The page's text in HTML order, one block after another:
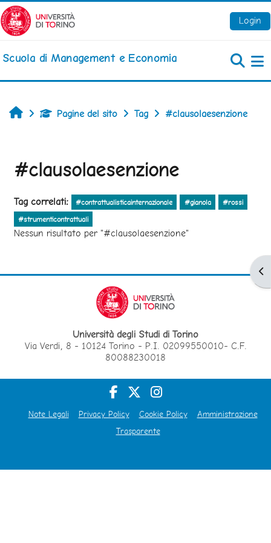
Vai al contenuto principale
Login
Scuola di Management e Economia
HomePagine del sito Tag #clausolaesenzione
#clausolaesenzione
Tag correlati: #contrattualisticainternazionale #gianola
#rossi
#strumenticontrattuali
Nessun risultato per "#clausolaesenzione"
Università degli Studi di Torino
Via Verdi, 8 - 10124 Torino - P.I. 02099550010- C.F.
80088230018
Note Legali Privacy Policy Cookie Policy
Amministrazione
Trasparente